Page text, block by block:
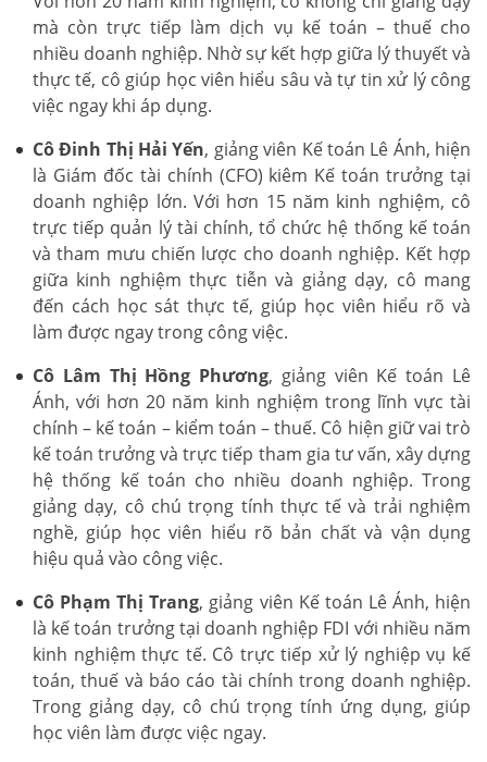
mà còn trực tiếp làm dịch vụ kế toán – thuế cho
nhiều doanh nghiệp. Nhờ sự kết hợp giữa lý thuyết và
thực tế, cô giúp học viên hiểu sâu và tự tin xử lý công
việc ngay khi áp dụng.
Cô Đinh Thị Hải Yến, giảng viên Kế toán Lê Ánh, hiện
là Giám đốc tài chính (CFO) kiêm Kế toán trưởng tại
doanh nghiệp lớn. Với hơn 15 năm kinh nghiệm, cô
trực tiếp quản lý tài chính, tổ chức hệ thống kế toán
và tham mưu chiến lược cho doanh nghiệp. Kết hợp
giữa kinh nghiệm thực tiễn và giảng dạy, cô mang
đến cách học sát thực tế, giúp học viên hiểu rõ và
làm được ngay trong công việc.
Cô Lâm Thị Hồng Phương, giảng viên Kế toán Lê
Ánh, với hơn 20 năm kinh nghiệm trong lĩnh vực tài
chính – kế toán – kiểm toán – thuế. Cô hiện giữ vai trò
kế toán trưởng và trực tiếp tham gia tư vấn, xây dựng
hệ thống kế toán cho nhiều doanh nghiệp. Trong
giảng dạy, cô chú trọng tính thực tế và trải nghiệm
nghề, giúp học viên hiểu rõ bản chất và vận dụng
hiệu quả vào công việc.
Cô Phạm Thị Trang, giảng viên Kế toán Lê Ánh, hiện
là kế toán trưởng tại doanh nghiệp FDI với nhiều năm
kinh nghiệm thực tế. Cô trực tiếp xử lý nghiệp vụ kế
toán, thuế và báo cáo tài chính trong doanh nghiệp.
Trong giảng dạy, cô chú trọng tính ứng dụng, giúp
học viên làm được việc ngay.